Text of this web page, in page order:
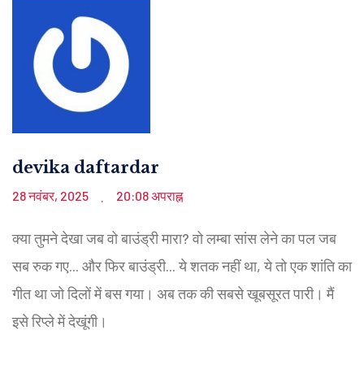
devika daftardar
28 नवंबर, 2025 . 20:08 अपराह्न
क्या तुमने देखा जब वो बाउंड्री मारा? वो लम्बा सांस लेने का पल जब
सब रुक गए... और फिर बाउंड्री... ये शतक नहीं था, ये तो एक शांति का
गीत था जो दिलों में बस गया। अब तक की सबसे खूबसूरत पारी। मैं
इसे रिप्ले में देखूंगी।